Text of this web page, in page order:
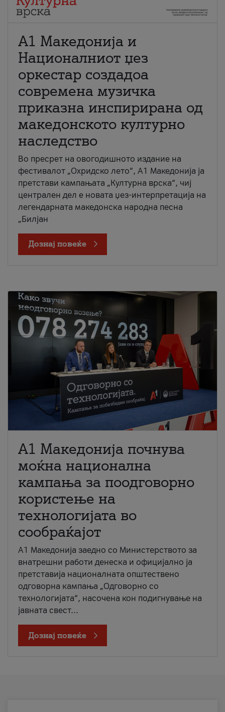
А1 Македонија и
Националниот џез
оркестар создадоа
современа музичка
приказна инспирирана од
македонското културно
наследство
Во пресрет на овогодишното издание на
фестивалот „Охридско лето“, А1 Македонија ја
претстави кампањата „Културна врска“, чиј
централен дел е новата џез-интерпретација на
легендарната македонска народна песна
„Билјан
Дознај повеќе
A1 Македонија почнува
моќна национална
кампања за поодговорно
користење на
технологијата во
сообраќајот
A1 Македонија заедно со Министерството за
внатрешни работи денеска и официјално ја
претставија националната општествено
одговорна кампања „Одговорно со
технологијата“, насочена кон подигнување на
јавната свест...
Дознај повеќе